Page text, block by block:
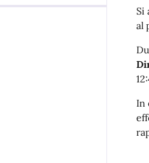
Si
al
In